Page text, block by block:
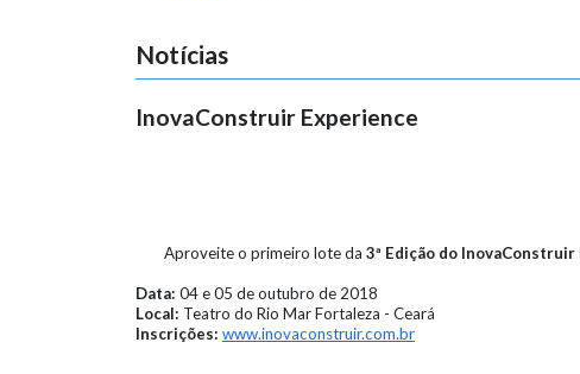
Notícias
InovaConstruir Experience
Aproveite o primeiro lote da 3ª Edição do
Data: 04 e 05 de outubro de 2018
Local: Teatro do Rio Mar Fortaleza - Ceará
Inscrições: www.inovaconstruir.com.br